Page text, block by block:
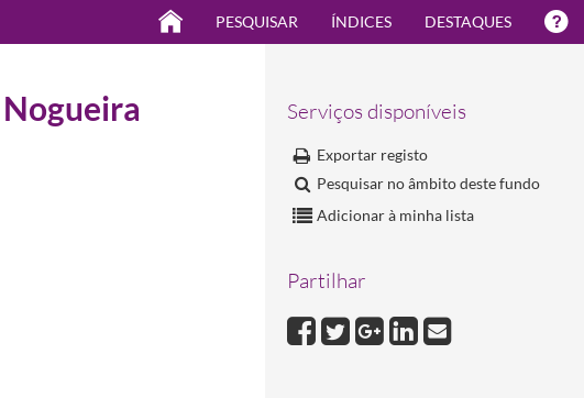
PESQUISAR ÍNDICES DESTAQUES
Serviços disponíveis
Exportar registo
Pesquisar no âmbito deste fundo
Adicionar à minha lista
Partilhar